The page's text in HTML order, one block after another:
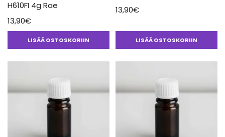
H610FI 4g Rae
13,90€
LISÄÄ OSTOSKORIIN
13,90€
LISÄÄ OSTOSKORIIN